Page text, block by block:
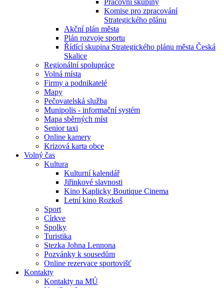
Pracovní skupiny
Komise pro zpracování
Strategického plánu
Akční plán města
Plán rozvoje sportu
Řídící skupina Strategického plánu města Česká
Skalice
Regionální spolupráce
Volná místa
Firmy a podnikatelé
Mapy
Pečovatelská služba
Munipolis - informační systém
Mapa sběrných míst
Senior taxi
Online kamery
Krizová karta obce
Volný čas
Kultura
Kulturní kalendář
Jiřinkové slavnosti
Kino Kaplicky Boutique Cinema
Letní kino Rozkoš
Sport
Církve
Spolky
Turistika
Stezka Johna Lennona
Pozvánky k sousedům
Online rezervace sportovišť
Kontakty
Kontakty na MÚ